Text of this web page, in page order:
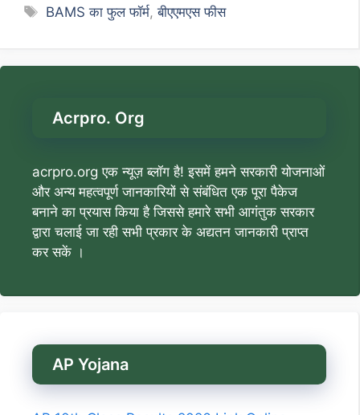
Tags
BAMS का फुल फॉर्म,बीएएमएस फीस
Acrpro. Org
acrpro.org एक न्यूज़ ब्लॉग है! इसमें हमने सरकारी योजनाओं
और अन्य महत्वपूर्ण जानकारियों से संबंधित एक पूरा पैकेज
बनाने का प्रयास किया है जिससे हमारे सभी आगंतुक सरकार
द्वारा चलाई जा रही सभी प्रकार के अद्यतन जानकारी प्राप्त
कर सकें ।
AP Yojana